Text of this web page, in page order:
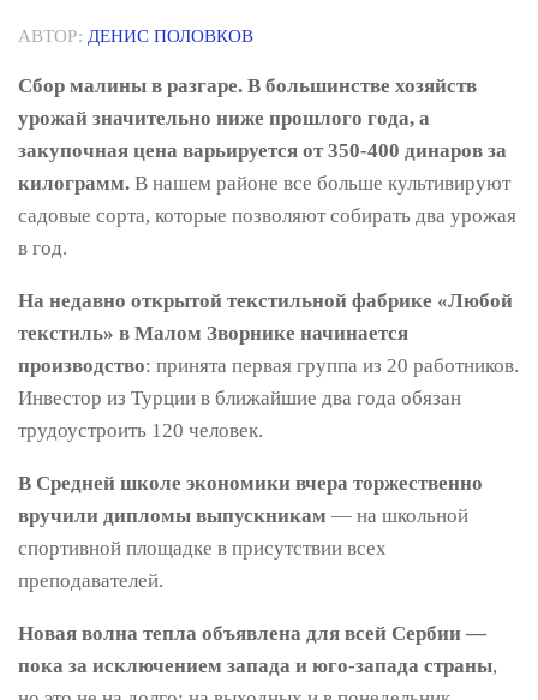
АВТОР: ДЕНИС ПОЛОВКОВ
Сбор малины в разгаре. В большинстве хозяйств
урожай значительно ниже прошлого года, а
закупочная цена варьируется от 350-400 динаров за
килограмм. В нашем районе все больше культивируют
садовые сорта, которые позволяют собирать два урожая
в год.
На недавно открытой текстильной фабрике «Любой
текстиль» в Малом Зворнике начинается
производство: принята первая группа из 20 работников.
Инвестор из Турции в ближайшие два года обязан
трудоустроить 120 человек.
В Средней школе экономики вчера торжественно
вручили дипломы выпускникам — на школьной
спортивной площадке в присутствии всех
преподавателей.
Новая волна тепла объявлена ​​для всей Сербии —
пока за исключением запада и юго-запада страны,